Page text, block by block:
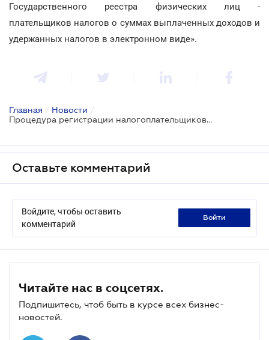
Государственного реестра физических лиц -
плательщиков налогов о суммах выплаченных доходов и
удержанных налогов в электронном виде».
Главная / Новости /
Процедура регистрации налогоплательщиков-физлиц стала удобнее
Оставьте комментарий
Войдите, чтобы оставить
комментарий
войти
Читайте нас в соцсетях.
Подпишитесь, чтоб быть в курсе всех бизнес-
новостей.